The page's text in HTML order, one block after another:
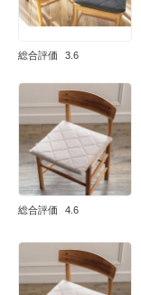
総合評価 3.6
総合評価 4.6